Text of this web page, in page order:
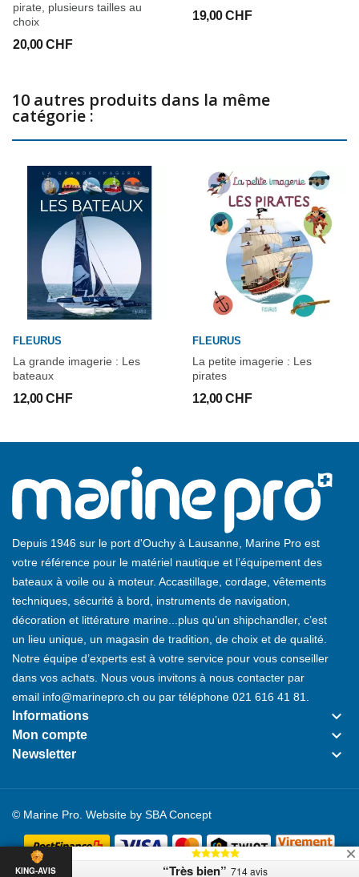
pirate, plusieurs tailles au
choix
20,00 CHF
19,00 CHF
10 autres produits dans la même
catégorie :
FLEURUS
La grande imagerie : Les
bateaux
12,00 CHF
FLEURUS
La petite imagerie : Les
pirates
12,00 CHF
Depuis 1946 sur le port d'Ouchy à Lausanne, Marine Pro est
votre référence pour le matériel nautique et l’équipement des
bateaux à voile ou à moteur. Accastillage, cordage, vêtements
techniques, sécurité à bord, instruments de navigation,
décoration et littérature marine...plus qu’un shipchandler, c’est
un lieu unique, un magasin de tradition, de choix et de qualité.
Notre équipe d’experts est à votre service pour vous conseiller
dans vos achats. Nous vous invitons à nous contacter par
email info@marinepro.ch ou par téléphone 021 616 41 81
Informations keyboard_arrow_down
Mon compte keyboard_arrow_down
Newsletter keyboard_arrow_down
© Marine Pro. Website by SBA Concept
KING-AVIS “Très bien” 714 avis